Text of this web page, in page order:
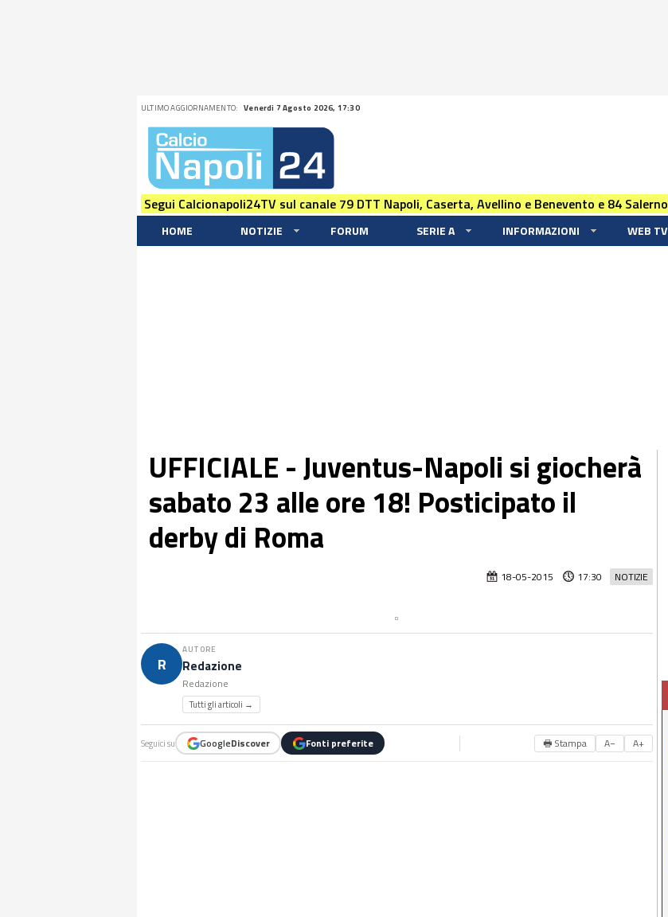
ULTIMO AGGIORNAMENTO: Venerdi 7 Agosto 2026, 17:30
Segui Calcionapoli24TV sul canale 79 DTT Napoli, Caserta, Avellino e Benevento e 84 Salerno
HOME NOTIZIE FORUM SERIE A INFORMAZIONI WEB TV
UFFICIALE - Juventus-Napoli si giocherà
sabato 23 alle ore 18! Posticipato il
derby di Roma
NOTIZIE
18-05-2015 17:30
R
AUTORE
Redazione
Redazione
Tutti gli articoli →
Seguici su GoogleDiscover Fonti preferite 🖶 Stampa A− A+